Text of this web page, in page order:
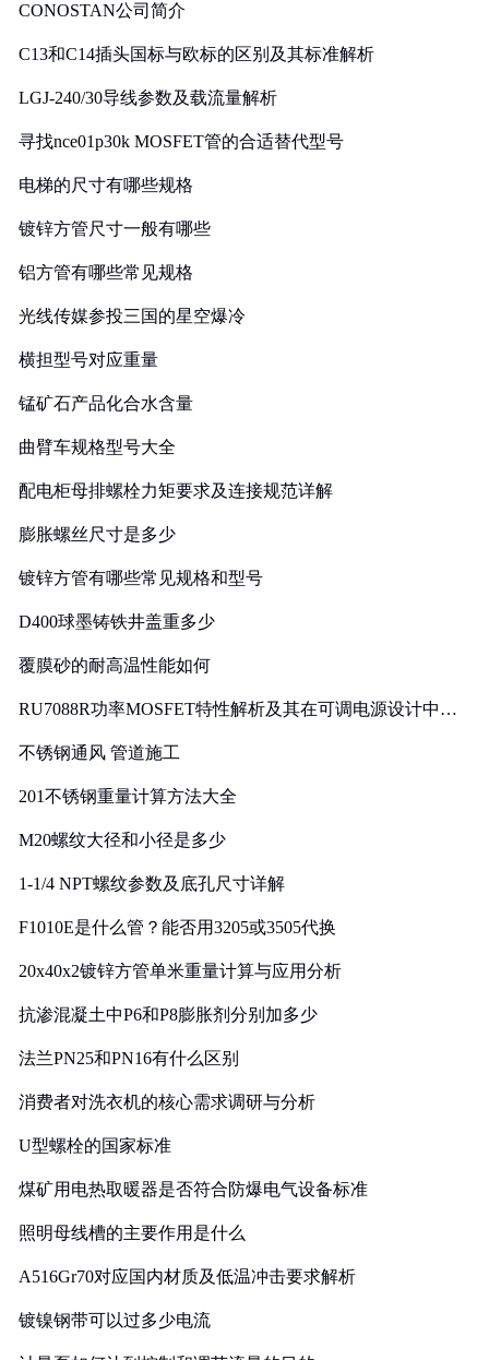
CONOSTAN公司简介
C13和C14插头国标与欧标的区别及其标准解析
LGJ-240/30导线参数及载流量解析
寻找nce01p30k MOSFET管的合适替代型号
电梯的尺寸有哪些规格
镀锌方管尺寸一般有哪些
铝方管有哪些常见规格
光线传媒参投三国的星空爆冷
横担型号对应重量
锰矿石产品化合水含量
曲臂车规格型号大全
配电柜母排螺栓力矩要求及连接规范详解
膨胀螺丝尺寸是多少
镀锌方管有哪些常见规格和型号
D400球墨铸铁井盖重多少
覆膜砂的耐高温性能如何
RU7088R功率MOSFET特性解析及其在可调电源设计中的
不锈钢通风 管道施工
201不锈钢重量计算方法大全
M20螺纹大径和小径是多少
1-1/4 NPT螺纹参数及底孔尺寸详解
F1010E是什么管？能否用3205或3505代换
20x40x2镀锌方管单米重量计算与应用分析
抗渗混凝土中P6和P8膨胀剂分别加多少
法兰PN25和PN16有什么区别
消费者对洗衣机的核心需求调研与分析
U型螺栓的国家标准
煤矿用电热取暖器是否符合防爆电气设备标准
照明母线槽的主要作用是什么
A516Gr70对应国内材质及低温冲击要求解析
镀镍钢带可以过多少电流